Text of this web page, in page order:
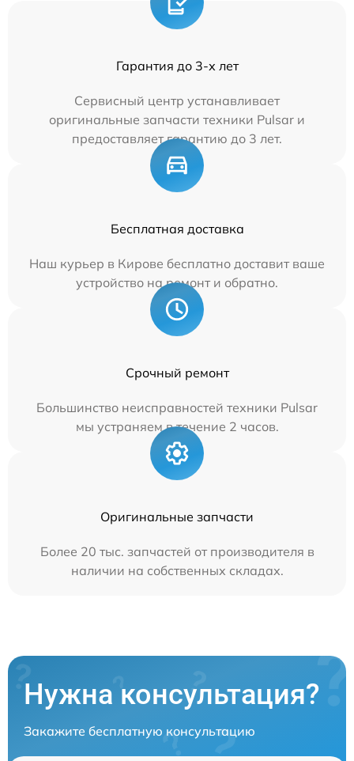
Гарантия до 3-х лет
Сервисный центр устанавливает
оригинальные запчасти техники Pulsar и
предоставляет гарантию до 3 лет.
Бесплатная доставка
Наш курьер в Кирове бесплатно доставит ваше
устройство на ремонт и обратно.
Срочный ремонт
Большинство неисправностей техники Pulsar
мы устраняем в течение 2 часов.
Оригинальные запчасти
Более 20 тыс. запчастей от производителя в
наличии на собственных складах.
Нужна консультация?
Закажите бесплатную консультацию